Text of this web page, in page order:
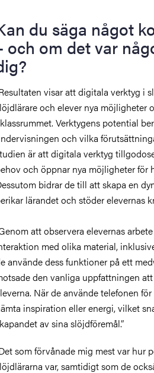
du säga något
och om det var
visar att digitala verktyg i
och elever nya möjligheter
Verktygens potential
och vilka
är att digitala verktyg
och öppnar nya möjligheter för
bidrar de till att skapa en
lärandet och stöder elevernas
att observera elevernas
med olika material,
använde dess funktioner på ett
den vanliga uppfattningen
När de använde telefonen
inspiration eller energi, vilket
av sina slöjdföremål.”
som förvånade mig mest var hur
var, samtidigt som de